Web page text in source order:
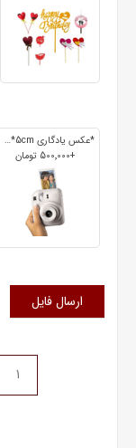
*عکس یادگاری 7cm*5cm
+500٬000 تومان
ارسال فایل